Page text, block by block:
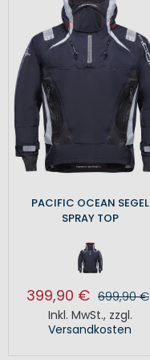
PACIFIC OCEAN SEGEL
SPRAY TOP
399,90 € 699,90 €
Inkl. MwSt., zzgl.
Versandkosten